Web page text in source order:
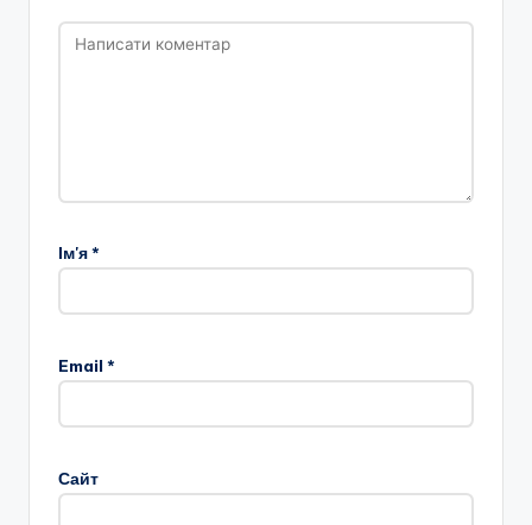
Ім'я*
Email *
Сайт